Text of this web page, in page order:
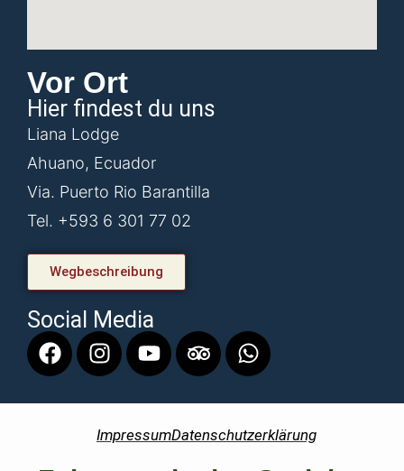
Vor Ort
Hier findest du uns
Liana Lodge
Ahuano, Ecuador
Via. Puerto Rio Barantilla
Tel. +593 6 301 77 02
Wegbeschreibung
Social Media
ImpressumDatenschutzerklärung